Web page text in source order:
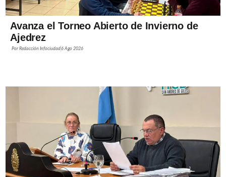
Avanza el Torneo Abierto de Invierno de
Ajedrez
PorRedacción Infociudad6 Ago 2026